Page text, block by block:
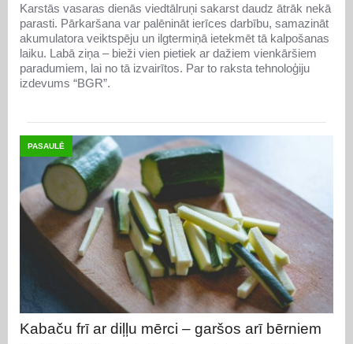
Karstās vasaras dienās viedtālruņi sakarst daudz ātrāk nekā
parasti. Pārkaršana var palēnināt ierīces darbību, samazināt
akumulatora veiktspēju un ilgtermiņā ietekmēt tā kalpošanas
laiku. Labā ziņa – bieži vien pietiek ar dažiem vienkāršiem
paradumiem, lai no tā izvairītos. Par to raksta tehnoloģiju
izdevums “BGR”.
PASAULĒ
Kabaču frī ar diļļu mērci – garšos arī bērniem